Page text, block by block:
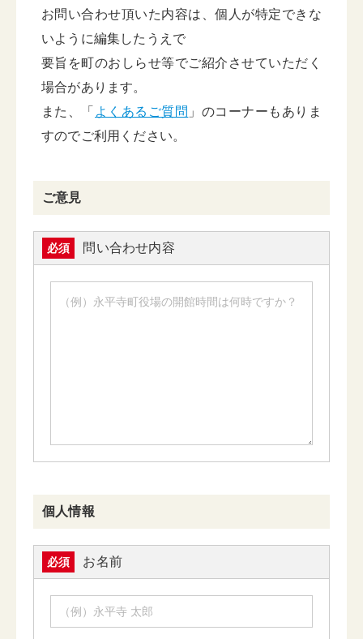
お問い合わせ頂いた内容は、個人が特定できな
いように編集したうえで
要旨を町のおしらせ等でご紹介させていただく
場合があります。
また、「 よくあるご質問 」のコーナーもありま
すのでご利用ください。
ご意見
必須 問い合わせ内容
個人情報
必須 お名前